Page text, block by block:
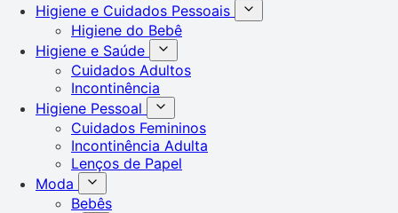
Higiene e Cuidados Pessoais
Higiene do Bebê
Higiene e Saúde
Cuidados Adultos
Incontinência
Higiene Pessoal
Cuidados Femininos
Incontinência Adulta
Lenços de Papel
Moda
Bebês